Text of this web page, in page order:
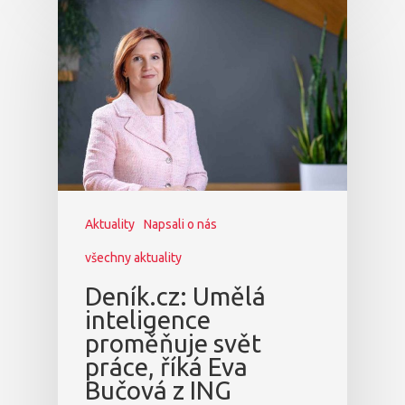
Aktuality Napsali o nás
všechny aktuality
Deník.cz: Umělá
inteligence
proměňuje svět
práce, říká Eva
Bučová z ING